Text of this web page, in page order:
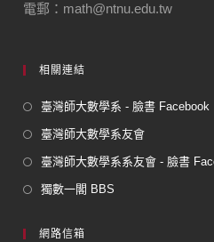
電郵：math@ntnu.edu.tw
相關連結
臺灣師大數學系 - 臉書 Facebook
臺灣師大數學系友會
臺灣師大數學系系友會 - 臉書
獨數一閣 BBS
網路信箱